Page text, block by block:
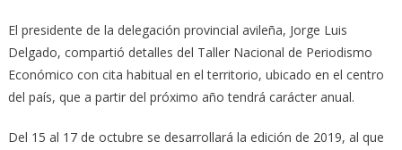
El presidente de la delegación provincial avileña, Jorge Luis
Delgado, compartió detalles del Taller Nacional de Periodismo
Económico con cita habitual en el territorio, ubicado en el centro
del país, que a partir del próximo año tendrá carácter anual.
Del 15 al 17 de octubre se desarrollará la edición de 2019, al que